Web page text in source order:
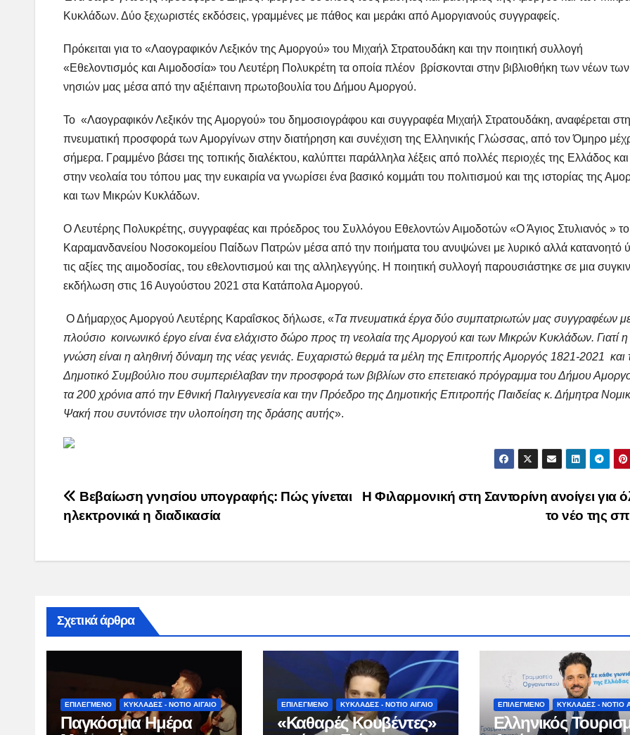
Κυκλάδων. Δύο ξεχωριστές εκδόσεις, γραμμένες με πάθος και μεράκι από Αμοργιανούς συγγραφείς.
Πρόκειται για το «Λαογραφικόν Λεξικόν της Αμοργού» του Μιχαήλ Στρατουδάκη και την ποιητική συλλογή
«Εθελοντισμός και Αιμοδοσία» του Λευτέρη Πολυκρέτη τα οποία πλέον βρίσκονται στην βιβλιοθήκη των νέων των
νησιών μας μέσα από την αξιέπαινη πρωτοβουλία του Δήμου Αμοργού.
Το «Λαογραφικόν Λεξικόν της Αμοργού» του δημοσιογράφου και συγγραφέα Μιχαήλ Στρατουδάκη, αναφέρεται
πνευματική προσφορά των Αμοργίνων στην διατήρηση και συνέχιση της Ελληνικής Γλώσσας, από τον Όμηρο
σήμερα. Γραμμένο βάσει της τοπικής διαλέκτου, καλύπτει παράλληλα λέξεις από πολλές περιοχές της Ελλάδος και
στην νεολαία του τόπου μας την ευκαιρία να γνωρίσει ένα βασικό κομμάτι του πολιτισμού και της ιστορίας της
και των Μικρών Κυκλάδων.
Ο Λευτέρης Πολυκρέτης, συγγραφέας και πρόεδρος του Συλλόγου Εθελοντών Αιμοδοτών «Ο Άγιος Στυλιανός »
Καραμανδανείου Νοσοκομείου Παίδων Πατρών μέσα από την ποιήματα του ανυψώνει με λυρικό αλλά κατανοητό
τις αξίες της αιμοδοσίας, του εθελοντισμού και της αλληλεγγύης. Η ποιητική συλλογή παρουσιάστηκε σε μια
εκδήλωση στις 16 Αυγούστου 2021 στα Κατάπολα Αμοργού.
Ο Δήμαρχος Αμοργού Λευτέρης Καραΐσκος δήλωσε, «Τα πνευματικά έργα δύο συμπατριωτών μας συγγραφέων
πλούσιο κοινωνικό έργο είναι ένα ελάχιστο δώρο προς τη νεολαία της Αμοργού και των Μικρών Κυκλάδων. Γιατί η
γνώση είναι η αληθινή δύναμη της νέας γενιάς. Ευχαριστώ θερμά τα μέλη της Επιτροπής Αμοργός 1821-2021 και
Δημοτικό Συμβούλιο που συμπεριέλαβαν την προσφορά των βιβλίων στο επετειακό πρόγραμμα του Δήμου
τα 200 χρόνια από την Εθνική Παλιγγενεσία και την Πρόεδρο της Δημοτικής Επιτροπής Παιδείας κ. Δήμητρα
Ψακή που συντόνισε την υλοποίηση της δράσης αυτής».
Post
navigation
Η Φιλαρμονική στη Σαντορίνη ανοίγει για
το νέο της
Βεβαίωση γνησίου υπογραφής: Πώς γίνεται
ηλεκτρονικά η διαδικασία
Σχετικά άρθρα
ΕΠΙΛΕΓΜΕΝΟ ΚΥΚΛΑΔΕΣ - ΝΟΤΙΟ ΑΙΓΑΙΟ
Παγκόσμια Ημέρα
ΕΠΙΛΕΓΜΕΝΟ ΚΥΚΛΑΔΕΣ - ΝΟΤΙΟ ΑΙΓΑΙΟ
«Καθαρές Κουβέντες»
ΕΠΙΛΕΓΜΕΝΟ ΚΥΚΛΑΔΕΣ - ΝΟΤΙΟ
Ελληνικός